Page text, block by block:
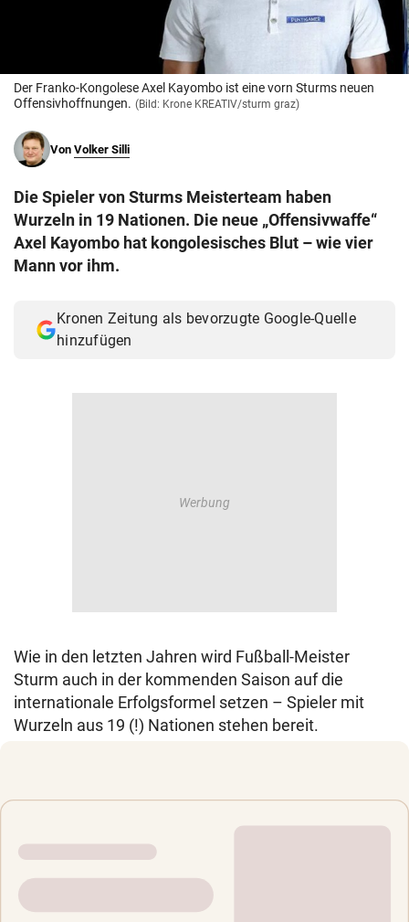
© Krone Multimedia GmbH & Co KG 2026
Muthgasse 2, 1190 Wien
Der Franko-Kongolese Axel Kayombo ist eine vorn Sturms neuen
Offensivhoffnungen. (Bild: Krone KREATIV/sturm graz)
Von Volker Silli
Die Spieler von Sturms Meisterteam haben
Wurzeln in 19 Nationen. Die neue „Offensivwaffe“
Axel Kayombo hat kongolesisches Blut – wie vier
Mann vor ihm.
Kronen Zeitung als bevorzugte Google-Quelle
hinzufügen
Wie in den letzten Jahren wird Fußball-Meister
Sturm auch in der kommenden Saison auf die
internationale Erfolgsformel setzen – Spieler mit
Wurzeln aus 19 (!) Nationen stehen bereit.